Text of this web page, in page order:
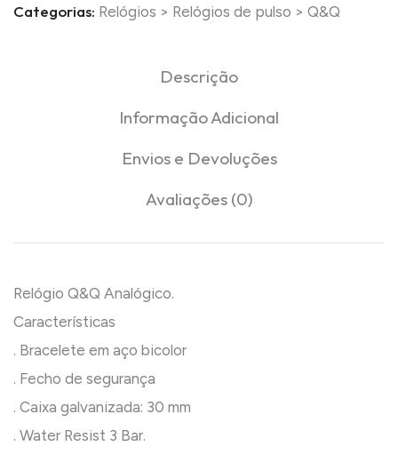
Categorias: Relógios > Relógios de pulso > Q&Q
Descrição
Informação Adicional
Envios e Devoluções
Avaliações (0)
Relógio Q&Q Analógico.
Características
. Bracelete em aço bicolor
. Fecho de segurança
. Caixa galvanizada: 30 mm
. Water Resist 3 Bar.